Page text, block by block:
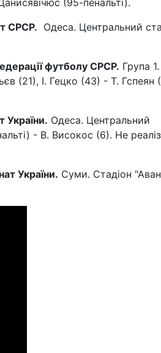
(95-пенальті).
СРСР. Одеса. Центральний
футболу СРСР. Група 1.
(21), І. Гецко (43) - Т. Гспеян
України. Одеса. Центральний
- В. Високос (6). Не
України. Суми. Стадіон